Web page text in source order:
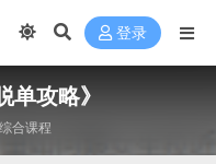
登录
单攻略》
综合课程